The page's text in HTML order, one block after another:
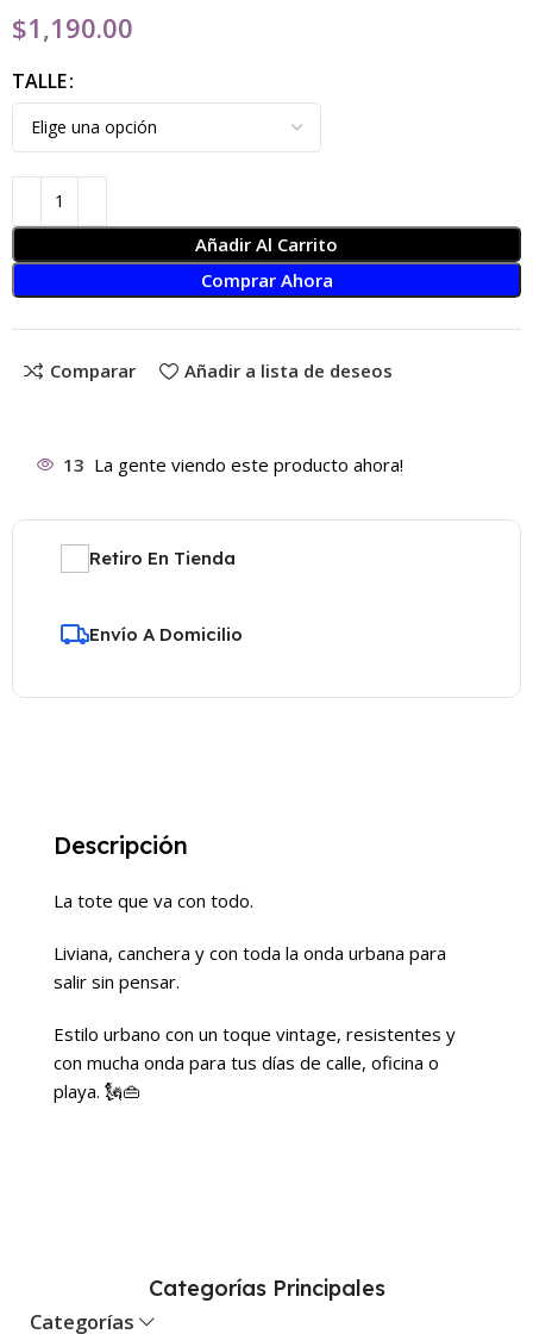
$1,190.00
TALLE
Añadir Al Carrito
Comprar Ahora
Comparar Añadir a lista de deseos
13 La gente viendo este producto ahora!
Retiro En Tienda
Envío A Domicilio
Descripción
La tote que va con todo.
Liviana, canchera y con toda la onda urbana para
salir sin pensar.
Estilo urbano con un toque vintage, resistentes y
con mucha onda para tus días de calle, oficina o
playa. 🗽👜
Categorías Principales
Categorías